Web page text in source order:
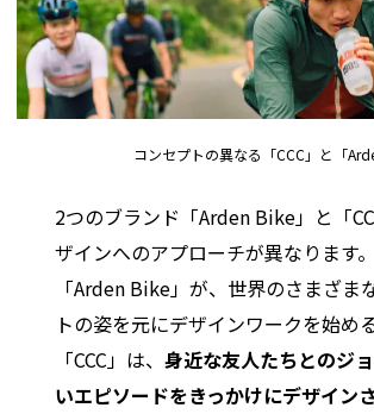
コンセプトの異なる「CCC」と「
2つのブランド「Arden Bike」と「
ザインへのアプローチが異なります。
「Arden Bike」が、世界のさまざま
トの姿を元にデザインワークを始め
「CCC」は、身近な友人たちとのジ
いエピソードをきっかけにデザイン